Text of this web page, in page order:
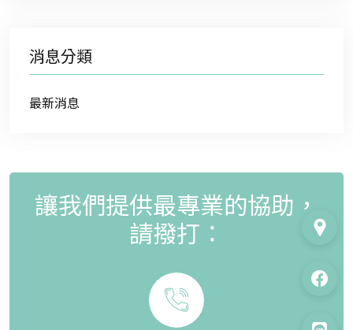
消息分類
最新消息
讓我們提供最專業的協助，
請撥打：